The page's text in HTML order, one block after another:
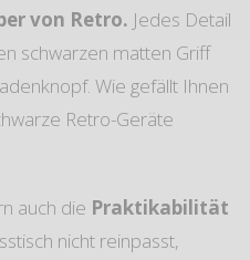
von Retro. Jedes Detail
schwarzen matten Griff
Wie gefällt Ihnen
Retro-Geräte
auch die Praktikabilität
nicht reinpasst,